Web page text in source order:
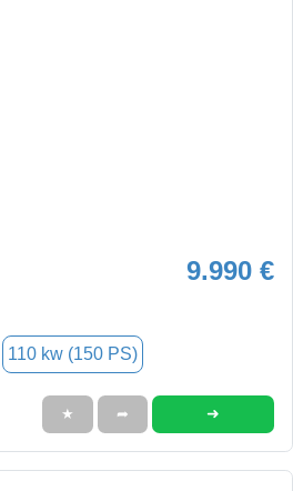
9.990 €
110 kw (150 PS)
★ ➦ ➜